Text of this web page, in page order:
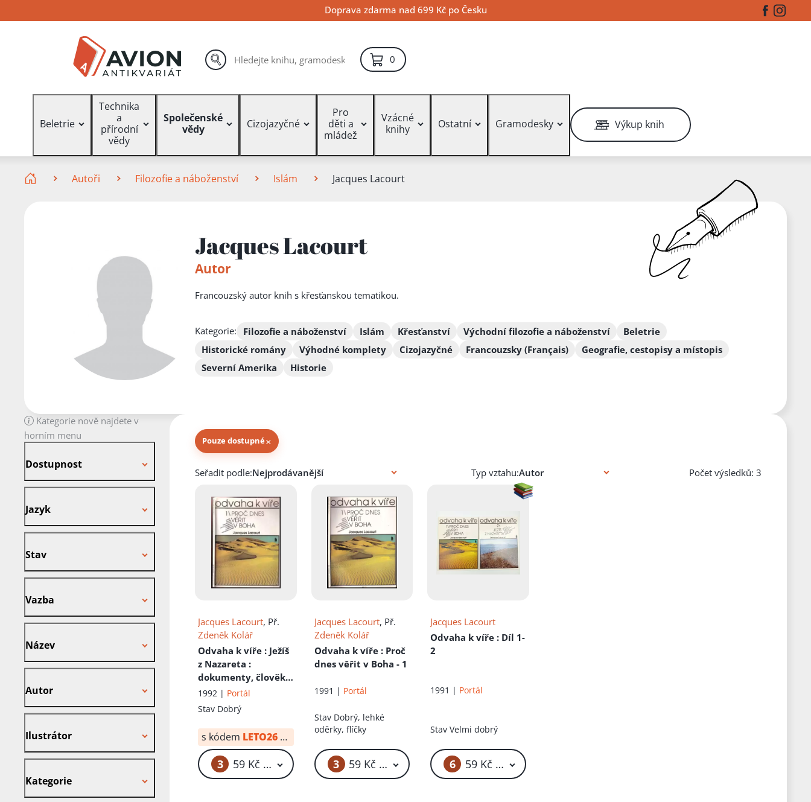
na
na
na
Doprava zdarma nad 699 Kč po Česku Facebook
Vyhledávání hledat
0položek – košík
Beletrie
Technika
a
přírodní
vědy
Společenské
vědy
Cizojazyčné
Pro
děti a
mládež
Vzácné
knihy
Ostatní Gramodesky Výkup knih
Autoři Filozofie a náboženství Islám Jacques Lacourt
Jacques Lacourt
Autor
Francouzský autor knih s křesťanskou tematikou.
Kategorie: Filozofie a náboženství Islám Křesťanství Východní filozofie a náboženství
Beletrie
Historické romány
Výhodné komplety Cizojazyčné Francouzsky (Français)
Geografie, cestopisy a místopis
Severní Amerika
Historie
Kategorie nově najdete v
horním menu
Dostupnost
Jazyk
Stav
Vazba
Název
Autor
Ilustrátor
Kategorie
Pouze dostupné×
Knihy autora
Seřadit podle: Typ vztahu: Počet výsledků: 3
Jacques Lacourt, Př.
Zdeněk Kolář
Odvaha k víře : Ježíš
z Nazareta :
dokumenty, člověk
své doby,
neobyčejná
osobnost, Ježíš
neznámý,
spravedlivý
pronásledová,
umučen a vzkříšen,
1992 | Portál
Stav Dobrý
s kódem LETO26 od: 24 Kč
3 59 Kč – 69 Kč
Jacques Lacourt, Př.
Zdeněk Kolář
Odvaha k víře : Proč
dnes věřit v Boha - 1
1991 | Portál
Stav Dobrý, lehké
oděrky, flíčky
3 59 Kč – 69 Kč
Jacques Lacourt
Odvaha k víře : Díl 1-
2
1991 | Portál
StavVelmi dobrý
6 59 Kč – 69 Kč